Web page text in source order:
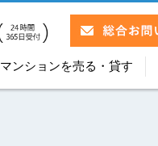
マンションを売る・貸す